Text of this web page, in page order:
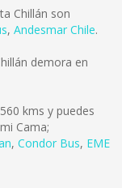
Chillán son
, Andesmar Chile.
demora en
560 kms y puedes
Cama;
, Condor Bus, EME